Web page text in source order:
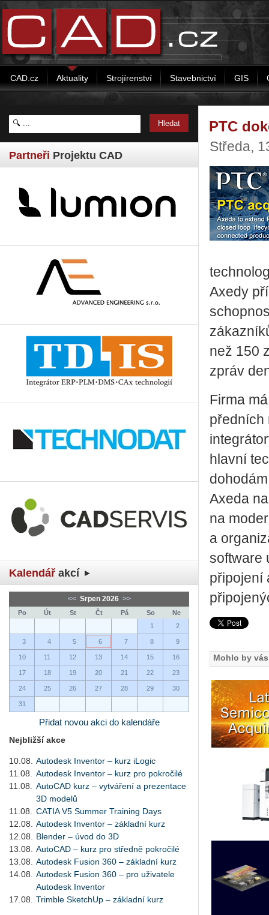
CAD.cz Aktuality Strojírenství Stavebnictví GIS
Partneři Projektu CAD
Kalendář akcí
<< Srpen 2026 >>
Po Út St Čt Pá So
Ne
1
2
3 4 5 6 7 8 9
10 11 12 13 14 15 16
17 18 19 20 21 22 23
24 25 26 27 28 29 30
31
Přidat novou akci do kalendáře
Nejbližší akce
10.08.
Autodesk Inventor – kurz iLogic
11.08.
Autodesk Inventor – kurz pro pokročilé
11.08.
AutoCAD kurz – vytváření a prezentace
3D modelů
11.08.
CATIA V5 Summer Training Days
12.08.
Autodesk Inventor – základní kurz
12.08.
Blender – úvod do 3D
13.08.
AutoCAD – kurz pro středně pokročilé
13.08.
Autodesk Fusion 360 – základní kurz
14.08.
Autodesk Fusion 360 – pro uživatele
Autodesk Inventor
17.08.
Trimble SketchUp – základní kurz
PTC
Středa,
Axedy
než 150
zpráv
Firma
předních
hlavní
Axeda
na
a
software
připojení
Mohlo by